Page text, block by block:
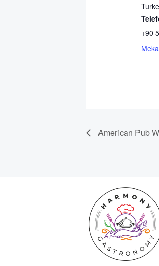
+90
American Pub